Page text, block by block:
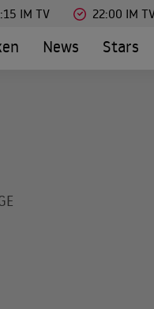
IM TV 22:00 IM
News Stars